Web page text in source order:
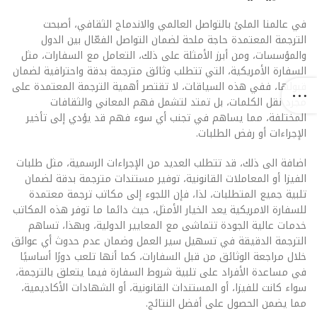
في عالمنا الملئ بالتواصل العالمي والاندماج الثقافي، أصبحت
الترجمة المعتمدة حاجة ملحة لضمان التواصل الفعّال بين الدول
والمؤسسات، ومن أبرز الأمثلة على ذلك، التعامل مع السفارات، مثل
السفارة الأمريكية، التي تتطلب وثائق مترجمة بدقة واحترافية لضمان
قبولها، ففي هذه السياقات، لا تقتصر أهمية الترجمة المعتمدة على
مجرد نقل الكلمات، بل تمتد لتشمل فهم المعاني والثقافات
المختلفة، مما يساهم في تجنب أي سوء فهم قد يؤدي إلى تأخير
الإجراءات أو رفض الطلبات.
اضافة الى ذلك، قد تتطلب العديد من الإجراءات الرسمية، مثل طلبات
الفيزا أو المعاملات القانونية، توفير مستندات مترجمة بدقة لضمان
تلبية جميع المتطلبات، لذا، فإن اللجوء إلى مكاتب ترجمة معتمدة
للسفارة الامريكية يعد الخيار الأمثل، حيث دائما ما توفر هذه المكاتب
خدمات عالية الجودة تتماشى مع المعايير الدولية، وبهذا، تساهم
الترجمة الدقيقة في تسهيل سير العمل وضمان عدم حدوث أي عوائق
خلال مراجعة الوثائق من قبل السفارات، كما أنها تلعب دورًا أساسيًا
في مساعدة الأفراد على تلبية شروط السفارة فيما يتعلق بالترجمة،
سواء كانت للفيزا، أو المستندات القانونية، أو الشهادات الأكاديمية،
مما يضمن الحصول على أفضل النتائج.